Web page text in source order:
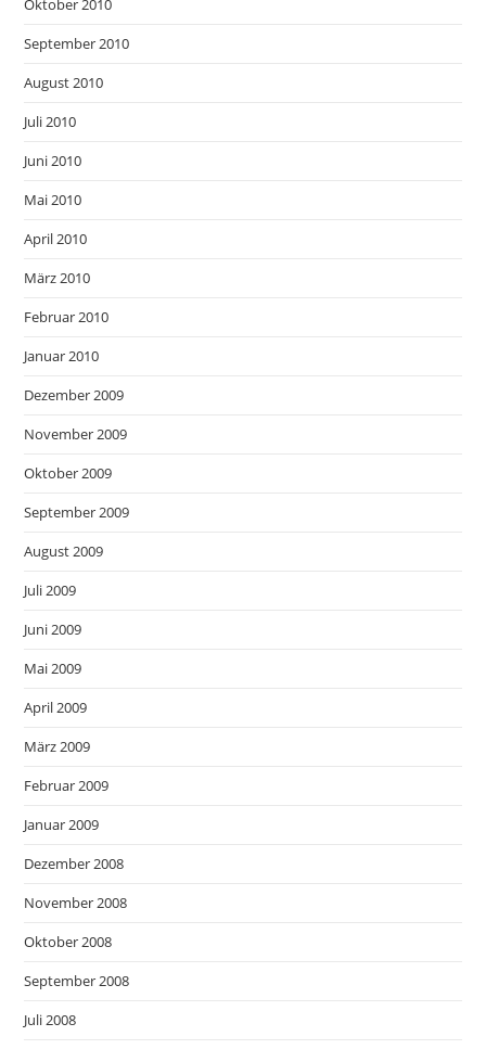
Oktober 2010
September 2010
August 2010
Juli 2010
Juni 2010
Mai 2010
April 2010
März 2010
Februar 2010
Januar 2010
Dezember 2009
November 2009
Oktober 2009
September 2009
August 2009
Juli 2009
Juni 2009
Mai 2009
April 2009
März 2009
Februar 2009
Januar 2009
Dezember 2008
November 2008
Oktober 2008
September 2008
Juli 2008